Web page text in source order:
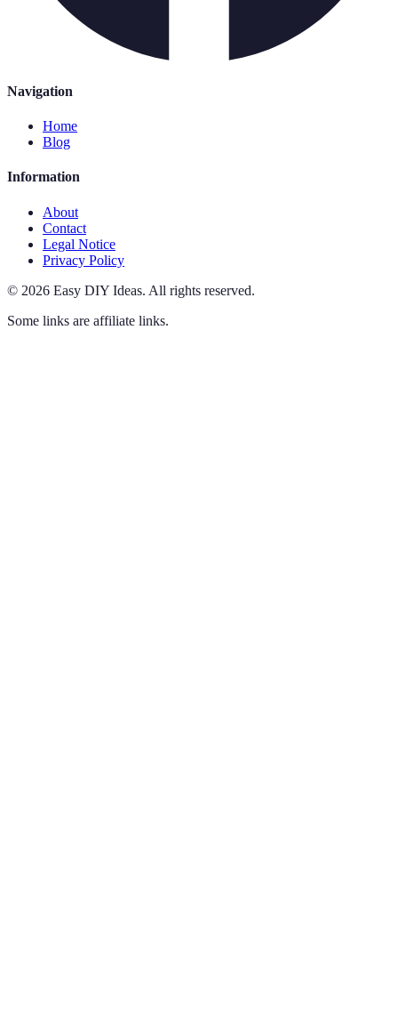
Navigation
Home
Blog
Information
About
Contact
Legal Notice
Privacy Policy
© 2026 Easy DIY Ideas. All rights reserved.
Some links are affiliate links.